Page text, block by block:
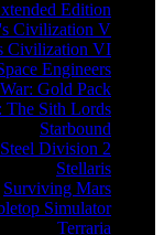
Edition
Civilization V
Civilization VI
Engineers
Gold Pack
Sith Lords
Starbound
Steel Division 2
Stellaris
Surviving Mars
Simulator
Terraria